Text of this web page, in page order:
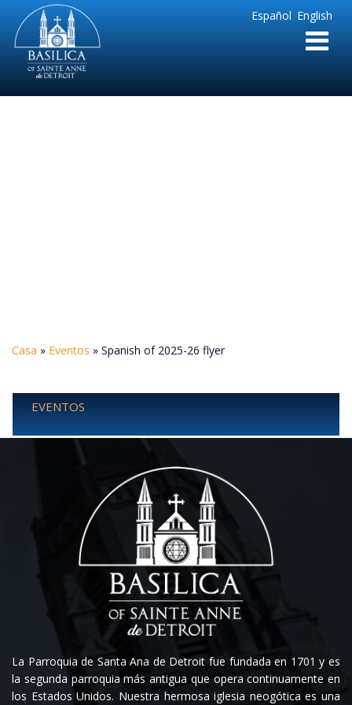
English
Español
Sainte
Anne
Parish
de
Casa » Eventos » Spanish of 2025-26 flyer
EVENTOS
La Parroquia de Santa Ana de Detroit fue fundada en 1701 y es
la segunda parroquia más antigua que opera continuamente en
los Estados Unidos. Nuestra hermosa iglesia neogótica es una